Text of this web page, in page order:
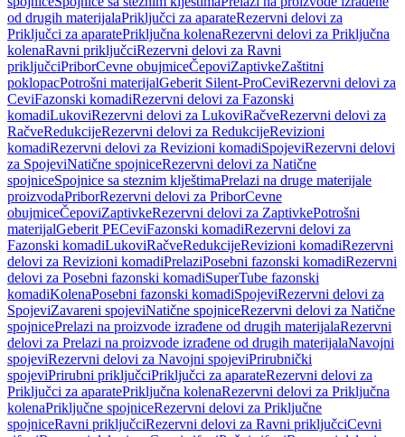
od drugih materijalaPriključci za aparateRezervni delovi za
Priključci za aparatePriključna kolenaRezervni delovi za Priključna
kolenaRavni priključciRezervni delovi za Ravni
priključciPriborCevne obujmiceČepoviZaptivkeZaštitni
poklopacPotrošni materijalGeberit Silent-ProCeviRezervni delovi za
CeviFazonski komadiRezervni delovi za Fazonski
komadiLukoviRezervni delovi za LukoviRačveRezervni delovi za
RačveRedukcijeRezervni delovi za RedukcijeRevizioni
komadiRezervni delovi za Revizioni komadiSpojeviRezervni delovi
za SpojeviNatične spojniceRezervni delovi za Natične
spojniceSpojnice sa steznim klještimaPrelazi na druge materijale
proizvodaPriborRezervni delovi za PriborCevne
obujmiceČepoviZaptivkeRezervni delovi za ZaptivkePotrošni
materijalGeberit PECeviFazonski komadiRezervni delovi za
Fazonski komadiLukoviRačveRedukcijeRevizioni komadiRezervni
delovi za Revizioni komadiPrelaziPosebni fazonski komadiRezervni
delovi za Posebni fazonski komadiSuperTube fazonski
komadiKolenaPosebni fazonski komadiSpojeviRezervni delovi za
SpojeviZavareni spojeviNatične spojniceRezervni delovi za Natične
spojnicePrelazi na proizvode izrađene od drugih materijalaRezervni
delovi za Prelazi na proizvode izrađene od drugih materijalaNavojni
spojeviRezervni delovi za Navojni spojeviPrirubnički
spojeviPrirubni priključciPriključci za aparateRezervni delovi za
Priključci za aparatePriključna kolenaRezervni delovi za Priključna
kolenaPriključne spojniceRezervni delovi za Priključne
spojniceRavni priključciRezervni delovi za Ravni priključciCevni